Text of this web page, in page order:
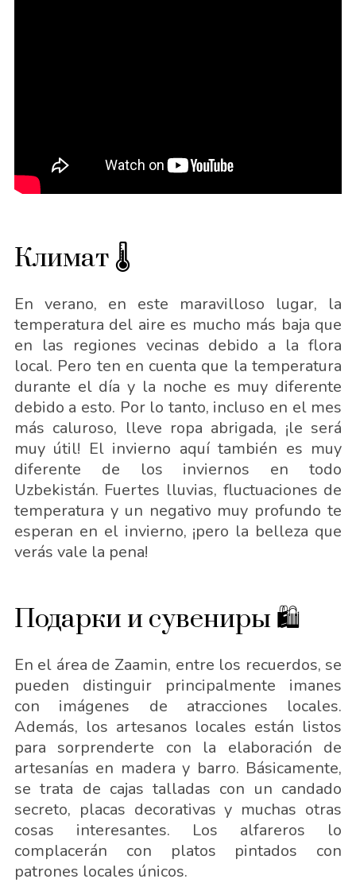
Климат 🌡
En verano, en este maravilloso lugar, la
temperatura del aire es mucho más baja que
en las regiones vecinas debido a la flora
local. Pero ten en cuenta que la temperatura
durante el día y la noche es muy diferente
debido a esto. Por lo tanto, incluso en el mes
más caluroso, lleve ropa abrigada, ¡le será
muy útil! El invierno aquí también es muy
diferente de los inviernos en todo
Uzbekistán. Fuertes lluvias, fluctuaciones de
temperatura y un negativo muy profundo te
esperan en el invierno, ¡pero la belleza que
verás vale la pena!
Подарки и сувениры 🛍
En el área de Zaamin, entre los recuerdos, se
pueden distinguir principalmente imanes
con imágenes de atracciones locales.
Además, los artesanos locales están listos
para sorprenderte con la elaboración de
artesanías en madera y barro. Básicamente,
se trata de cajas talladas con un candado
secreto, placas decorativas y muchas otras
cosas interesantes. Los alfareros lo
complacerán con platos pintados con
patrones locales únicos.